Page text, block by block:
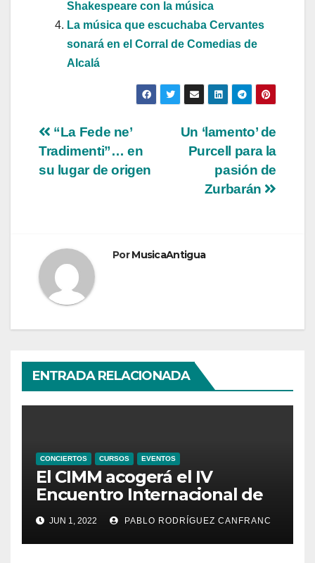
Shakespeare con la música
La música que escuchaba Cervantes
sonará en el Corral de Comedias de
Alcalá
Navegación
de
Un ‘lamento’ de
Purcell para la
pasión de
Zurbarán
“La Fede ne’
Tradimenti”… en
su lugar de origen
PorMusicaAntigua
ENTRADA RELACIONADA
CONCIERTOS CURSOS EVENTOS
El CIMM acogerá el IV
Encuentro Internacional de
Ministriles
JUN 1, 2022 PABLO RODRÍGUEZ CANFRANC